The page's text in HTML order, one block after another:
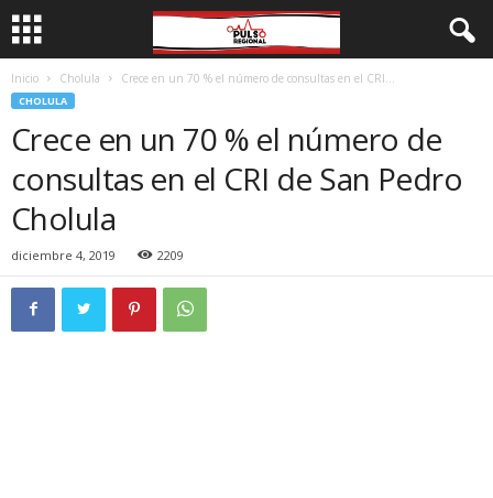
Inicio Cholula Crece en un 70 % el número de consultas en el CRI...
CHOLULA
Crece en un 70 % el número de
consultas en el CRI de San Pedro
Cholula
diciembre 4, 2019 2209